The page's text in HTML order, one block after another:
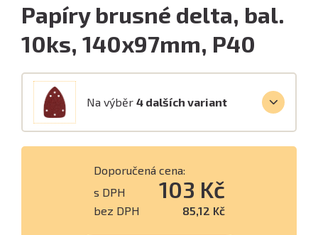
Papíry brusné delta, bal.
10ks, 140x97mm, P40
Na výběr 4 dalších variant
Doporučená cena:
s DPH
103 Kč
bez DPH 85,12 Kč